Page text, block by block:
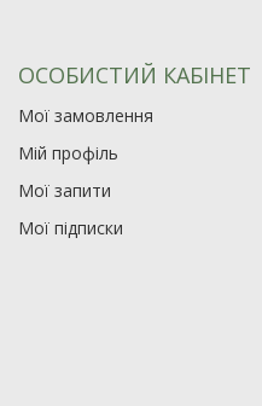
ОСОБИСТИЙ КАБІНЕТ
Мої замовлення
Мій профіль
Мої запити
Мої підписки